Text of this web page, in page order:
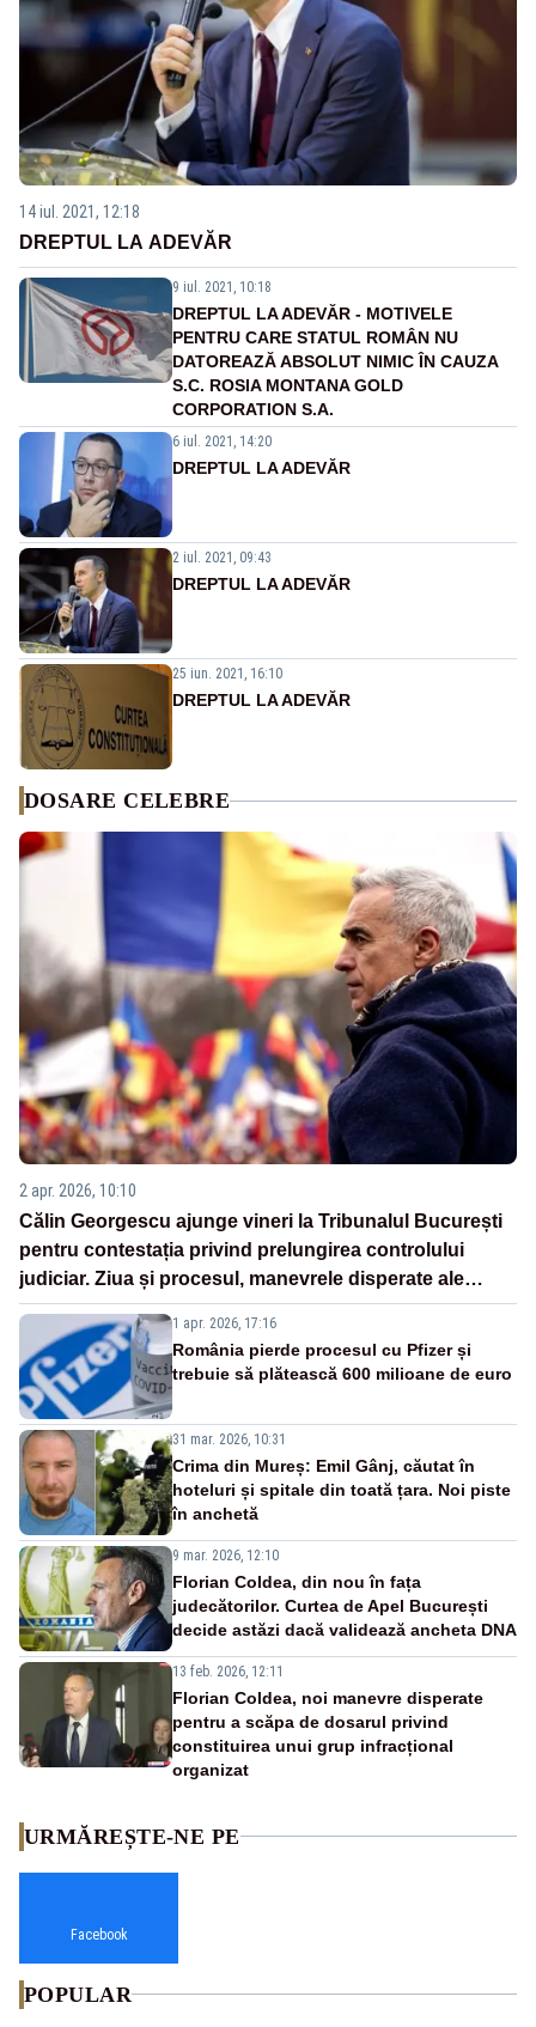
14 iul. 2021, 12:18
DREPTUL LA ADEVĂR
9 iul. 2021, 10:18
DREPTUL LA ADEVĂR - MOTIVELE
PENTRU CARE STATUL ROMÂN NU
DATOREAZĂ ABSOLUT NIMIC ÎN CAUZA
S.C. ROSIA MONTANA GOLD
CORPORATION S.A.
6 iul. 2021, 14:20
DREPTUL LA ADEVĂR
2 iul. 2021, 09:43
DREPTUL LA ADEVĂR
25 iun. 2021, 16:10
DREPTUL LA ADEVĂR
DOSARE CELEBRE
2 apr. 2026, 10:10
Călin Georgescu ajunge vineri la Tribunalul București
pentru contestația privind prelungirea controlului
judiciar. Ziua și procesul, manevrele disperate ale
Sistemului
1 apr. 2026, 17:16
România pierde procesul cu Pfizer și
trebuie să plătească 600 milioane de euro
31 mar. 2026, 10:31
Crima din Mureș: Emil Gânj, căutat în
hoteluri și spitale din toată țara. Noi piste
în anchetă
9 mar. 2026, 12:10
Florian Coldea, din nou în fața
judecătorilor. Curtea de Apel București
decide astăzi dacă validează ancheta DNA
13 feb. 2026, 12:11
Florian Coldea, noi manevre disperate
pentru a scăpa de dosarul privind
constituirea unui grup infracțional
organizat
URMĂREȘTE-NE PE
Facebook
POPULAR